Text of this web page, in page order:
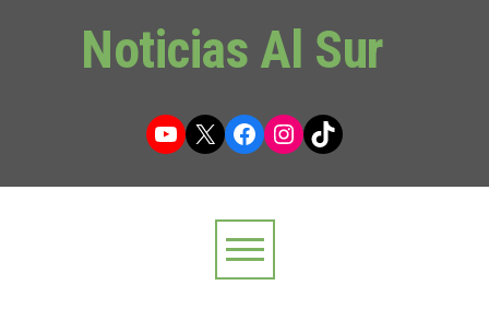
Noticias Al Sur
YouTube
X Facebook
Instagram
TikTok